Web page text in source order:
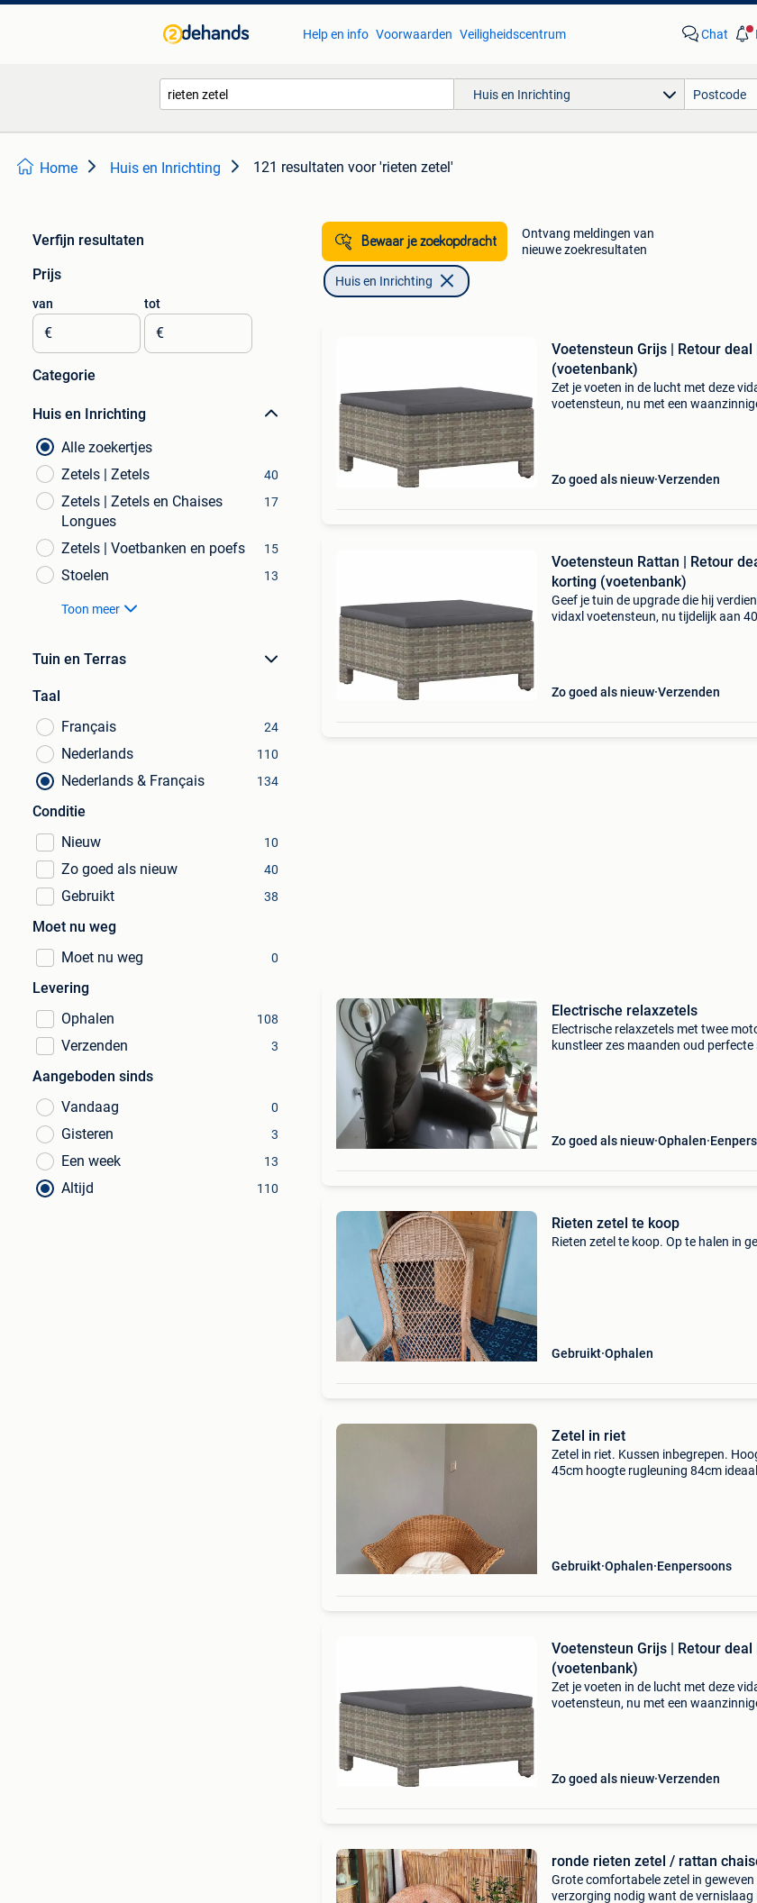
Help en info Voorwaarden Veiligheidscentrum Chat
Huis en Inrichting
Home Huis en Inrichting 121 resultaten voor 'rieten zetel'
Verfijn resultaten
Prijs
van
€
tot
€
Categorie
Huis en Inrichting
Alle zoekertjes
Zetels | Zetels
40
Zetels | Zetels en Chaises
Longues
17
Zetels | Voetbanken en poefs 15
Stoelen 13
Toon meer
Tuin en Terras
Taal
Français
24
Nederlands 110
Nederlands & Français 134
Conditie
Nieuw
10
Zo goed als nieuw 40
Gebruikt 38
Moet nu weg
Moet nu weg
0
Levering
Ophalen
108
Verzenden 3
Aangeboden sinds
Vandaag
0
Gisteren 3
Een week 13
Altijd 110
Bewaar je zoekopdracht
Ontvang meldingen van
nieuwe zoekresultaten
Huis en Inrichting
Voetensteun Grijs | Retour deal
(voetenbank)
Zet je voeten in de lucht met deze
voetensteun, nu met een
Zo goed als nieuw Verzenden
Voetensteun Rattan | Retour
korting (voetenbank)
Geef je tuin de upgrade die hij
vidaxl voetensteun, nu tijdelijk aan
Zo goed als nieuw Verzenden
Electrische relaxzetels
Electrische relaxzetels met twee
kunstleer zes maanden oud
Zo goed als nieuw Ophalen
Rieten zetel te koop
Rieten zetel te koop. Op te halen in
Gebruikt Ophalen
Zetel in riet
Zetel in riet. Kussen inbegrepen.
45cm hoogte rugleuning 84cm
Gebruikt Ophalen Eenpersoons
Voetensteun Grijs | Retour deal
(voetenbank)
Zet je voeten in de lucht met deze
voetensteun, nu met een
Zo goed als nieuw Verzenden
ronde rieten zetel / rattan
Grote comfortabele zetel in
verzorging nodig want de vernislaag